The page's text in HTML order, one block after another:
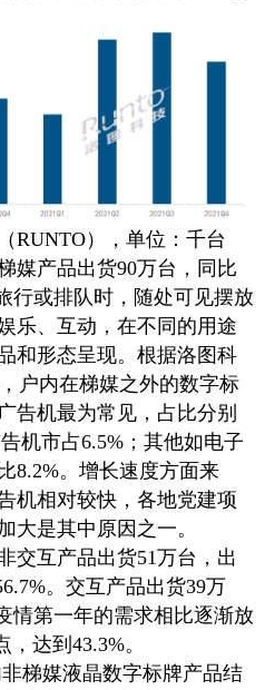
RUNTO），单位：千台
媒产品出货90万台，同比
行或排队时，随处可见摆放
乐、互动，在不同的用途
和形态呈现。根据洛图科
户内在梯媒之外的数字标
告机最为常见，占比分别
机市占6.5%；其他如电子
8.2%。增长速度方面来
机相对较快，各地党建项
大是其中原因之一。
交互产品出货51万台，出
。交互产品出货39万
情第一年的需求相比逐渐放
达到43.3%。
梯媒液晶数字标牌产品结